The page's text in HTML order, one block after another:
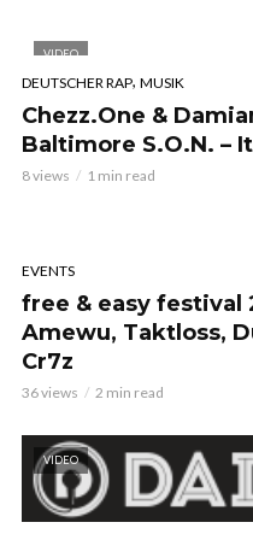
VIDEO
DEUTSCHER RAP, MUSIK
Chezz.One &
Baltimore S.O.N. –
8 views 1 min read
EVENTS
free & easy festival
Amewu, Taktloss,
Cr7z
36 views 2 min read
VIDEO